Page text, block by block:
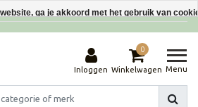
van gerecyclede materialen
Inloggen
0
Winkelwagen Menu
ga je akkoord met het gebruik van